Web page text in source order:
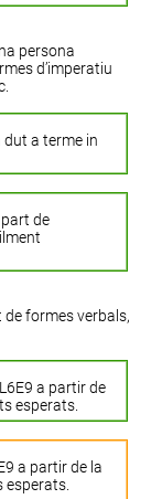
persona
d’imperatiu
dut a terme in
de
formes verbals,
a partir de
esperats.
a partir de la
esperats.